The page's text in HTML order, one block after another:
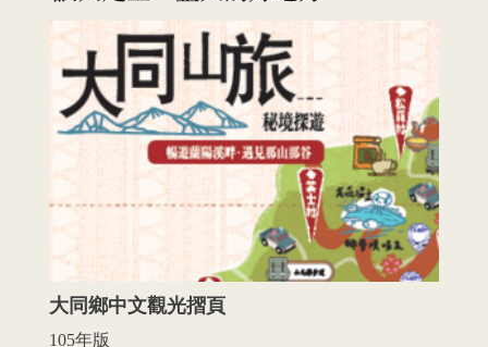
大同鄉中文觀光摺頁
105年版